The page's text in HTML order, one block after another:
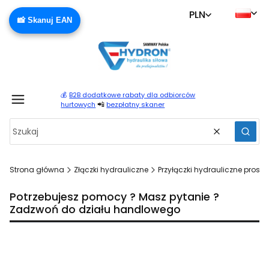
📸 Skanuj EAN PLN
💰 B2B dodatkowe rabaty dla odbiorców
hurtowych 📲 bezpłatny skaner
Wyczyść
Strona główna Złączki hydrauliczne Przyłączki hydrauliczne proste
Potrzebujesz pomocy ? Masz pytanie ?
Zadzwoń do działu handlowego